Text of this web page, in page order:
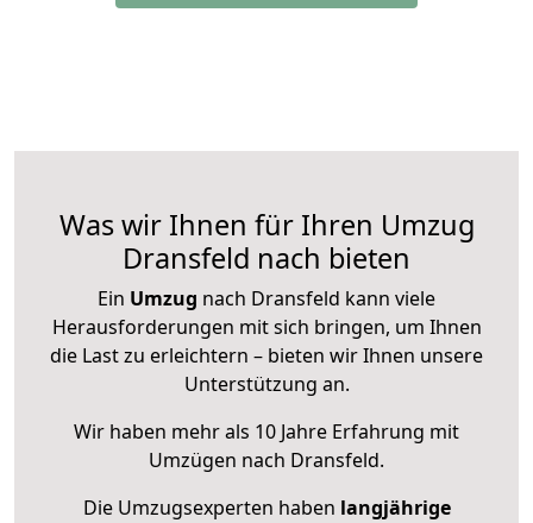
Was wir Ihnen für Ihren Umzug
Dransfeld nach bieten
Ein Umzug nach Dransfeld kann viele
Herausforderungen mit sich bringen, um Ihnen
die Last zu erleichtern – bieten wir Ihnen unsere
Unterstützung an.
Wir haben mehr als 10 Jahre Erfahrung mit
Umzügen nach Dransfeld.
Die Umzugsexperten haben langjährige